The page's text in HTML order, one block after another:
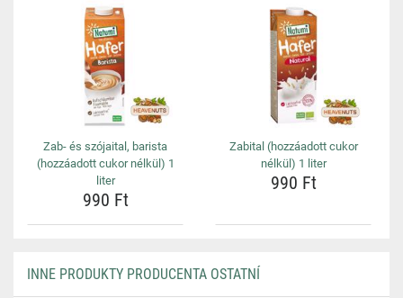
Zab- és szójaital, barista
(hozzáadott cukor nélkül) 1
liter
990 Ft
Zabital (hozzáadott cukor
nélkül) 1 liter
990 Ft
INNE PRODUKTY PRODUCENTA OSTATNÍ